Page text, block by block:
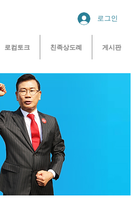
로그인
로컴토크 친족상도례 게시판